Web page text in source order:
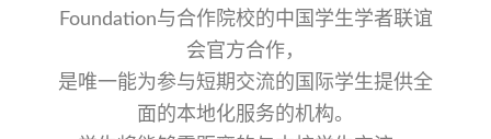
Foundation与合作院校的中国学生学者联谊
会官方合作，
是唯一能为参与短期交流的国际学生提供全
面的本地化服务的机构。